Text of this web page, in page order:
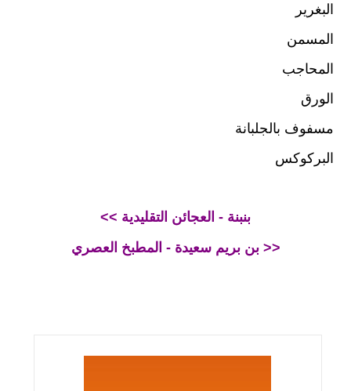
البغرير
المسمن
المحاجب
الورق
مسفوف بالجلبانة
البركوكس
<< بنبنة - العجائن التقليدية
بن بريم سعيدة - المطبخ العصري >>